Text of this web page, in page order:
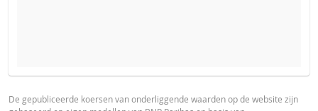
VERWACHTE KOERS VAN DE ONDERLIGGENDE WAARDE
PROSPECTUS
PRODUCT PROJECTIONS
Some helper text for the product price projections, financial
De gepubliceerde koersen van onderliggende waarden op de website zijn